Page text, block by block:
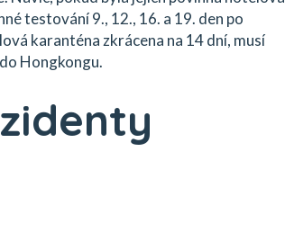
testování 9., 12., 16. a 19. den po
karanténa zkrácena na 14 dní, musí
Hongkongu.